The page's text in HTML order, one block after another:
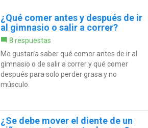
¿Qué comer antes y después de ir
al gimnasio o salir a correr?
8 respuestas
Me gustaría saber qué comer antes de ir al
gimnasio o de salir a correr y qué comer
después para solo perder grasa y no
músculo.
¿Se debe mover el diente de un